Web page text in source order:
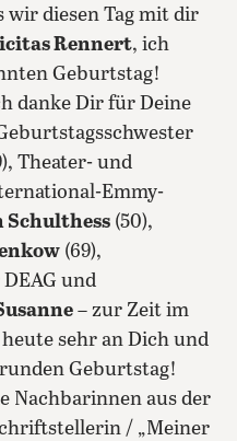
wir diesen Tag mit dir
Rennert, ich
Geburtstag!
danke Dir für Deine
Theater- und
Emmy-
Schulthess (50),
(69),
und
– zur Zeit im
sehr an Dich und
Geburtstag!
Nachbarinnen aus der
/ „Meiner